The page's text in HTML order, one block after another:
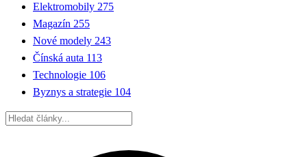
Elektromobily 275
Magazín 255
Nové modely 243
Čínská auta 113
Technologie 106
Byznys a strategie 104
Hledat: